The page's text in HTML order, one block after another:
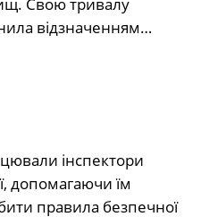
відзначенням…
інспектори
допомагаючи їм
правила безпечної